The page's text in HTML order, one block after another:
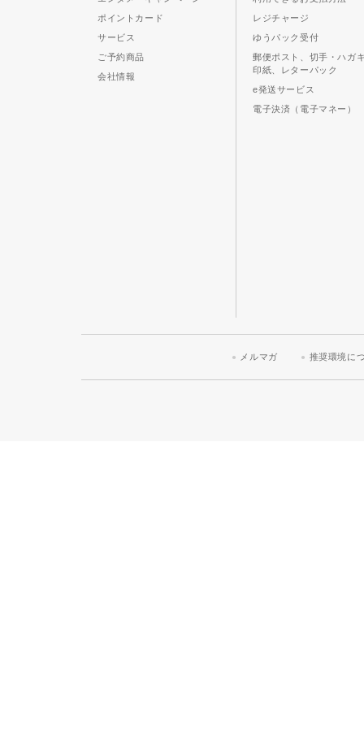
ポイントカード
サービス
ご予約商品
会社情報
レジチャージ
ゆうパック受付
郵便ポスト、切手・ハガ
印紙、レターパック
e発送サービス
電子決済（電子マネー）
メルマガ 推奨環境に